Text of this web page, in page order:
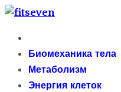
Skip
content
сайт о метаболизме
Primary
MenuБиомеханика тела
Метаболизм
Энергия клеток